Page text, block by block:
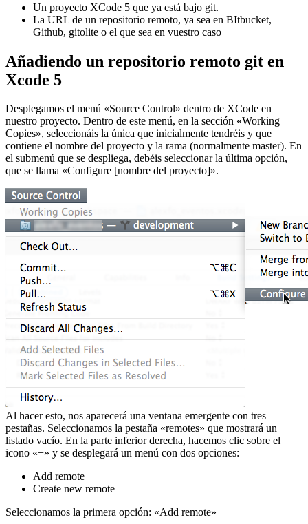
Un proyecto XCode 5 que ya está bajo git.
La URL de un repositorio remoto, ya sea en BItbucket,
Github, gitolite o el que sea en vuestro caso
Añadiendo un repositorio remoto git en
Xcode 5
Desplegamos el menú «Source Control» dentro de XCode en
nuestro proyecto. Dentro de este menú, en la sección «Working
Copies», seleccionáis la única que inicialmente tendréis y que
contiene el nombre del proyecto y la rama (normalmente master). En
el submenú que se despliega, debéis seleccionar la última opción,
que se llama «Configure [nombre del proyecto]».
Al hacer esto, nos aparecerá una ventana emergente con tres
pestañas. Seleccionamos la pestaña «remotes» que mostrará un
listado vacío. En la parte inferior derecha, hacemos clic sobre el
icono «+» y se desplegará un menú con dos opciones:
Add remote
Create new remote
Seleccionamos la primera opción: «Add remote»